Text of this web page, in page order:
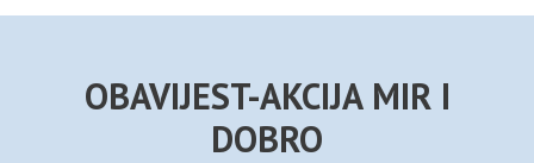
OBAVIJEST-AKCIJA MIR I
DOBRO